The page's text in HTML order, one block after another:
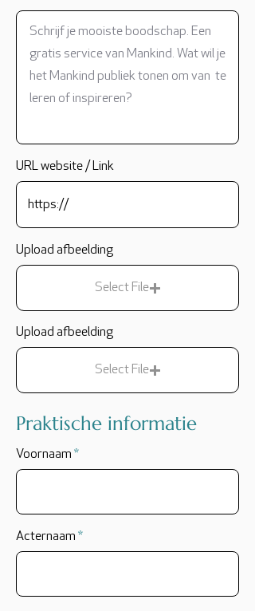
URL website / Link
Upload afbeelding
Select File
Upload afbeelding
Select File
Praktische informatie
Voornaam
Acternaam